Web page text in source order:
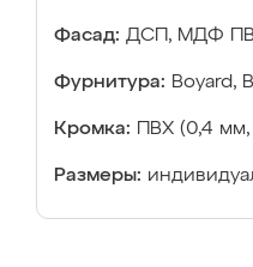
Фасад: ДСП, МДФ
Фурнитура: Boyard,
Кромка: ПВХ (0,4
Размеры: